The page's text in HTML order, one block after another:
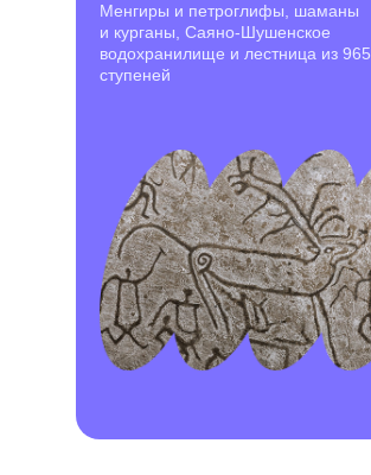
Менгиры и петроглифы, шаманы
и курганы, Саяно-Шушенское
водохранилище и лестница из 965
ступеней